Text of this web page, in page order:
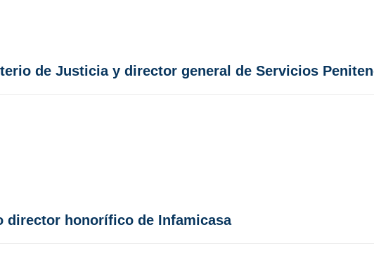
de Justicia y director general de Servicios
director honorífico de Infamicasa